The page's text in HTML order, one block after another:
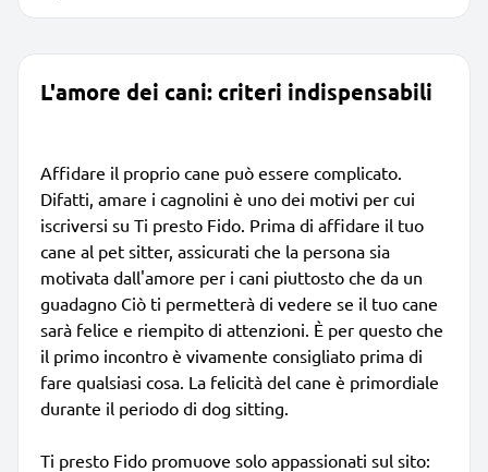
L'amore dei cani: criteri indispensabili
Affidare il proprio cane può essere complicato.
Difatti, amare i cagnolini è uno dei motivi per cui
iscriversi su Ti presto Fido. Prima di affidare il tuo
cane al pet sitter, assicurati che la persona sia
motivata dall'amore per i cani piuttosto che da un
guadagno Ciò ti permetterà di vedere se il tuo cane
sarà felice e riempito di attenzioni. È per questo che
il primo incontro è vivamente consigliato prima di
fare qualsiasi cosa. La felicità del cane è primordiale
durante il periodo di dog sitting.
Ti presto Fido promuove solo appassionati sul sito: